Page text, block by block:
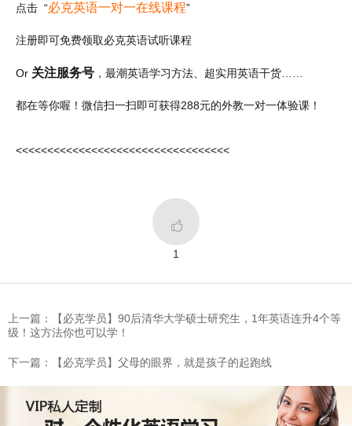
点击 “必克英语一对一在线课程”
注册即可免费领取必克英语试听课程
Or 关注服务号 ，最潮英语学习方法、超实用英语干货……
都在等你喔！微信扫一扫即可获得288元的外教一对一体验课！
<<<<<<<<<<<<<<<<<<<<<<<<<<<<<<<<<<

1
上一篇：【必克学员】90后清华大学硕士研究生，1年英语连升4个等
级！这方法你也可以学！
下一篇：【必克学员】父母的眼界，就是孩子的起跑线